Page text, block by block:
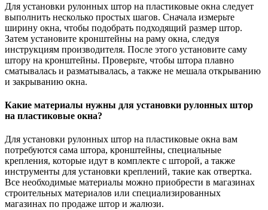
Для установки рулонных штор на пластиковые окна следует
выполнить несколько простых шагов. Сначала измерьте
ширину окна, чтобы подобрать подходящий размер штор.
Затем установите кронштейны на раму окна, следуя
инструкциям производителя. После этого установите саму
штору на кронштейны. Проверьте, чтобы штора плавно
сматывалась и разматывалась, а также не мешала открыванию
и закрыванию окна.
Какие материалы нужны для установки рулонных штор
на пластиковые окна?
Для установки рулонных штор на пластиковые окна вам
потребуются сама штора, кронштейны, специальные
крепления, которые идут в комплекте с шторой, а также
инструменты для установки креплений, такие как отвертка.
Все необходимые материалы можно приобрести в магазинах
строительных материалов или специализированных
магазинах по продаже штор и жалюзи.